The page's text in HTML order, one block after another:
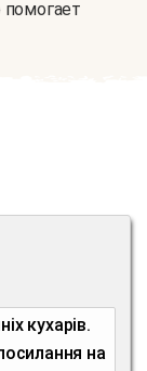
помогает
кухарів.
на